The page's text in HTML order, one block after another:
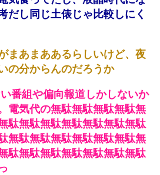
だし同じ土俵じゃ比較しにく
まあまああるらしいけど、夜
の分からんのだろうか
番組や偏向報道しかしないか
電気代の無駄無駄無駄無駄無
駄無駄無駄無駄無駄無駄無駄
無駄無駄無駄無駄無駄無駄無
駄無駄無駄無駄無駄無駄無駄